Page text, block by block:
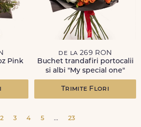
Pink
de la 269 RON
Buchet trandafiri portocalii
si albi "My special one"
Trimite Flori
2 3 4 5 ... 23